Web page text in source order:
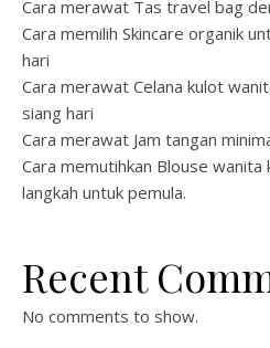
Cara merawat Tas travel bag
Cara memilih Skincare organik
hari
Cara merawat Celana kulot
siang hari
Cara merawat Jam tangan
Cara memutihkan Blouse wanita
langkah untuk pemula.
Recent
No comments to show.